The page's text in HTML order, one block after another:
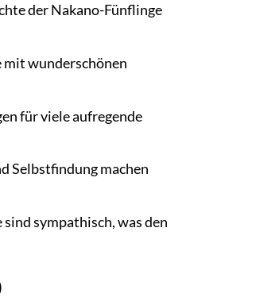
der Nakano-Fünflinge
mit wunderschönen
für viele aufregende
Selbstfindung machen
sympathisch, was den